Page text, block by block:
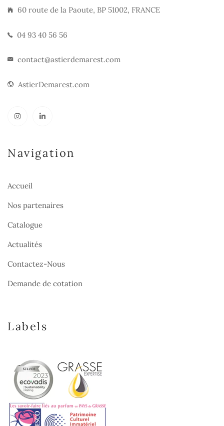
60 route de la Paoute, BP 51002, FRANCE
04 93 40 56 56
contact@astierdemarest.com
AstierDemarest.com
Navigation
Accueil
Nos partenaires
Catalogue
Actualités
Contactez-Nous
Demande de cotation
Labels